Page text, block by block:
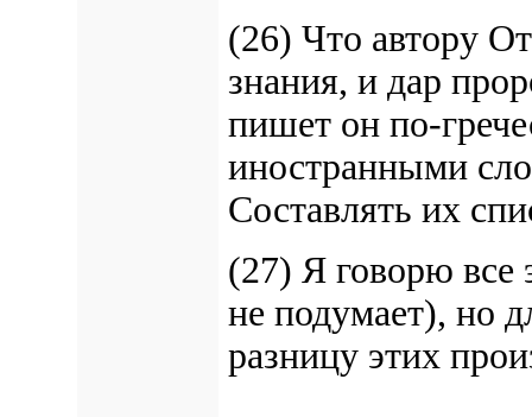
(26) Что автору
знания, и дар
пишет он по-
иностранными
Составлять их
(27) Я говорю все
не подумает), но
разницу этих